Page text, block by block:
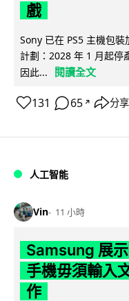
戲
Sony 已在 PS5 主機包
計劃：2028 年 1 月起停
因此...
閱讀全文
131 65 ↗ 分享
人工智能
Vin 11 小時
Samsung 展
手機毋須輸入
作